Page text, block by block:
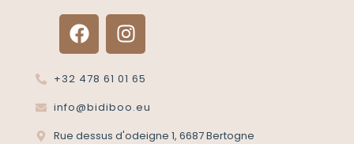
+32 478 61 01 65
info@bidiboo.eu
Rue dessus d'odeigne 1, 6687 Bertogne